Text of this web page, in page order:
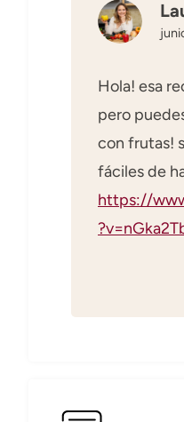
Hola! esa
pero
con frutas!
fáciles de
https://